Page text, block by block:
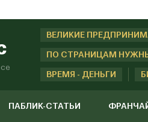
ВЕЛИКИЕ
ПО СТРАНИЦАМ
ВРЕМЯ - ДЕНЬГИ
ПАБЛИК-СТАТЬИ